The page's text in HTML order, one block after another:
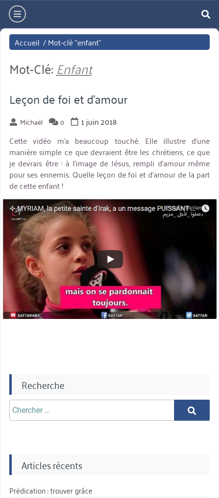
Aller
directement
au
contenu
hamburger
Accueil /Mot-clé "enfant"
Mot-Clé: Enfant
Leçon de foi et d’amour
Michaël 0
1 juin 2018
Cette vidéo m’a beaucoup touché. Elle illustre d’une
manière simple ce que devraient être les chrétiens, ce que
je devrais être : à l’image de Jésus, rempli d’amour même
pour ses ennemis. Quelle leçon de foi et d’amour de la part
de cette enfant !
miniature
Recherche
Chercher
aprè:
Chercher
Articles récents
Prédication : trouver grâce